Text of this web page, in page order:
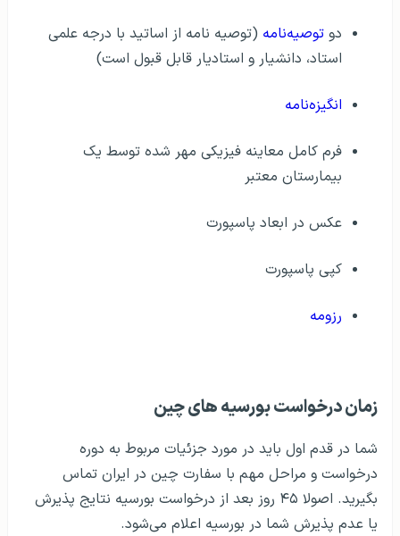
دو توصیه‌نامه (توصیه نامه از اساتید با درجه علمی
استاد، دانشیار و استادیار قابل قبول است)
انگیزه‌نامه
فرم کامل معاینه فیزیکی مهر شده توسط یک
بیمارستان معتبر
عکس در ابعاد پاسپورت
کپی پاسپورت
رزومه
زمان درخواست بورسیه های چین
شما در قدم اول باید در مورد جزئیات مربوط به دوره
درخواست و مراحل مهم با سفارت چین در ایران تماس
بگیرید. اصولا ۴۵ روز بعد از درخواست بورسیه نتایج پذیرش
یا عدم پذیرش شما در بورسیه اعلام می‌شود.